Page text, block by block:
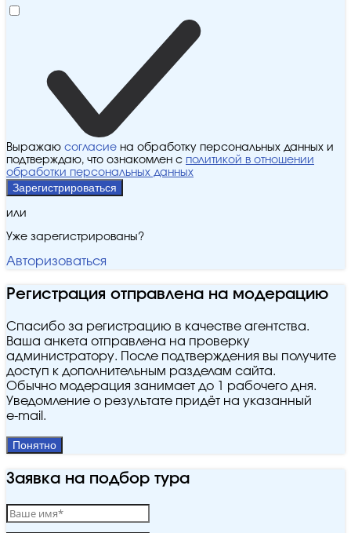
Выражаю согласие на обработку персональных данных и
подтверждаю, что ознакомлен с политикой в отношении
обработки персональных данных
Зарегистрироваться
или
Уже зарегистрированы?
Авторизоваться
Регистрация отправлена на модерацию
Спасибо за регистрацию в качестве агентства.
Ваша анкета отправлена на проверку
администратору. После подтверждения вы получите
доступ к дополнительным разделам сайта.
Обычно модерация занимает до 1 рабочего дня.
Уведомление о результате придёт на указанный
e‑mail.
Понятно
Заявка на подбор тура